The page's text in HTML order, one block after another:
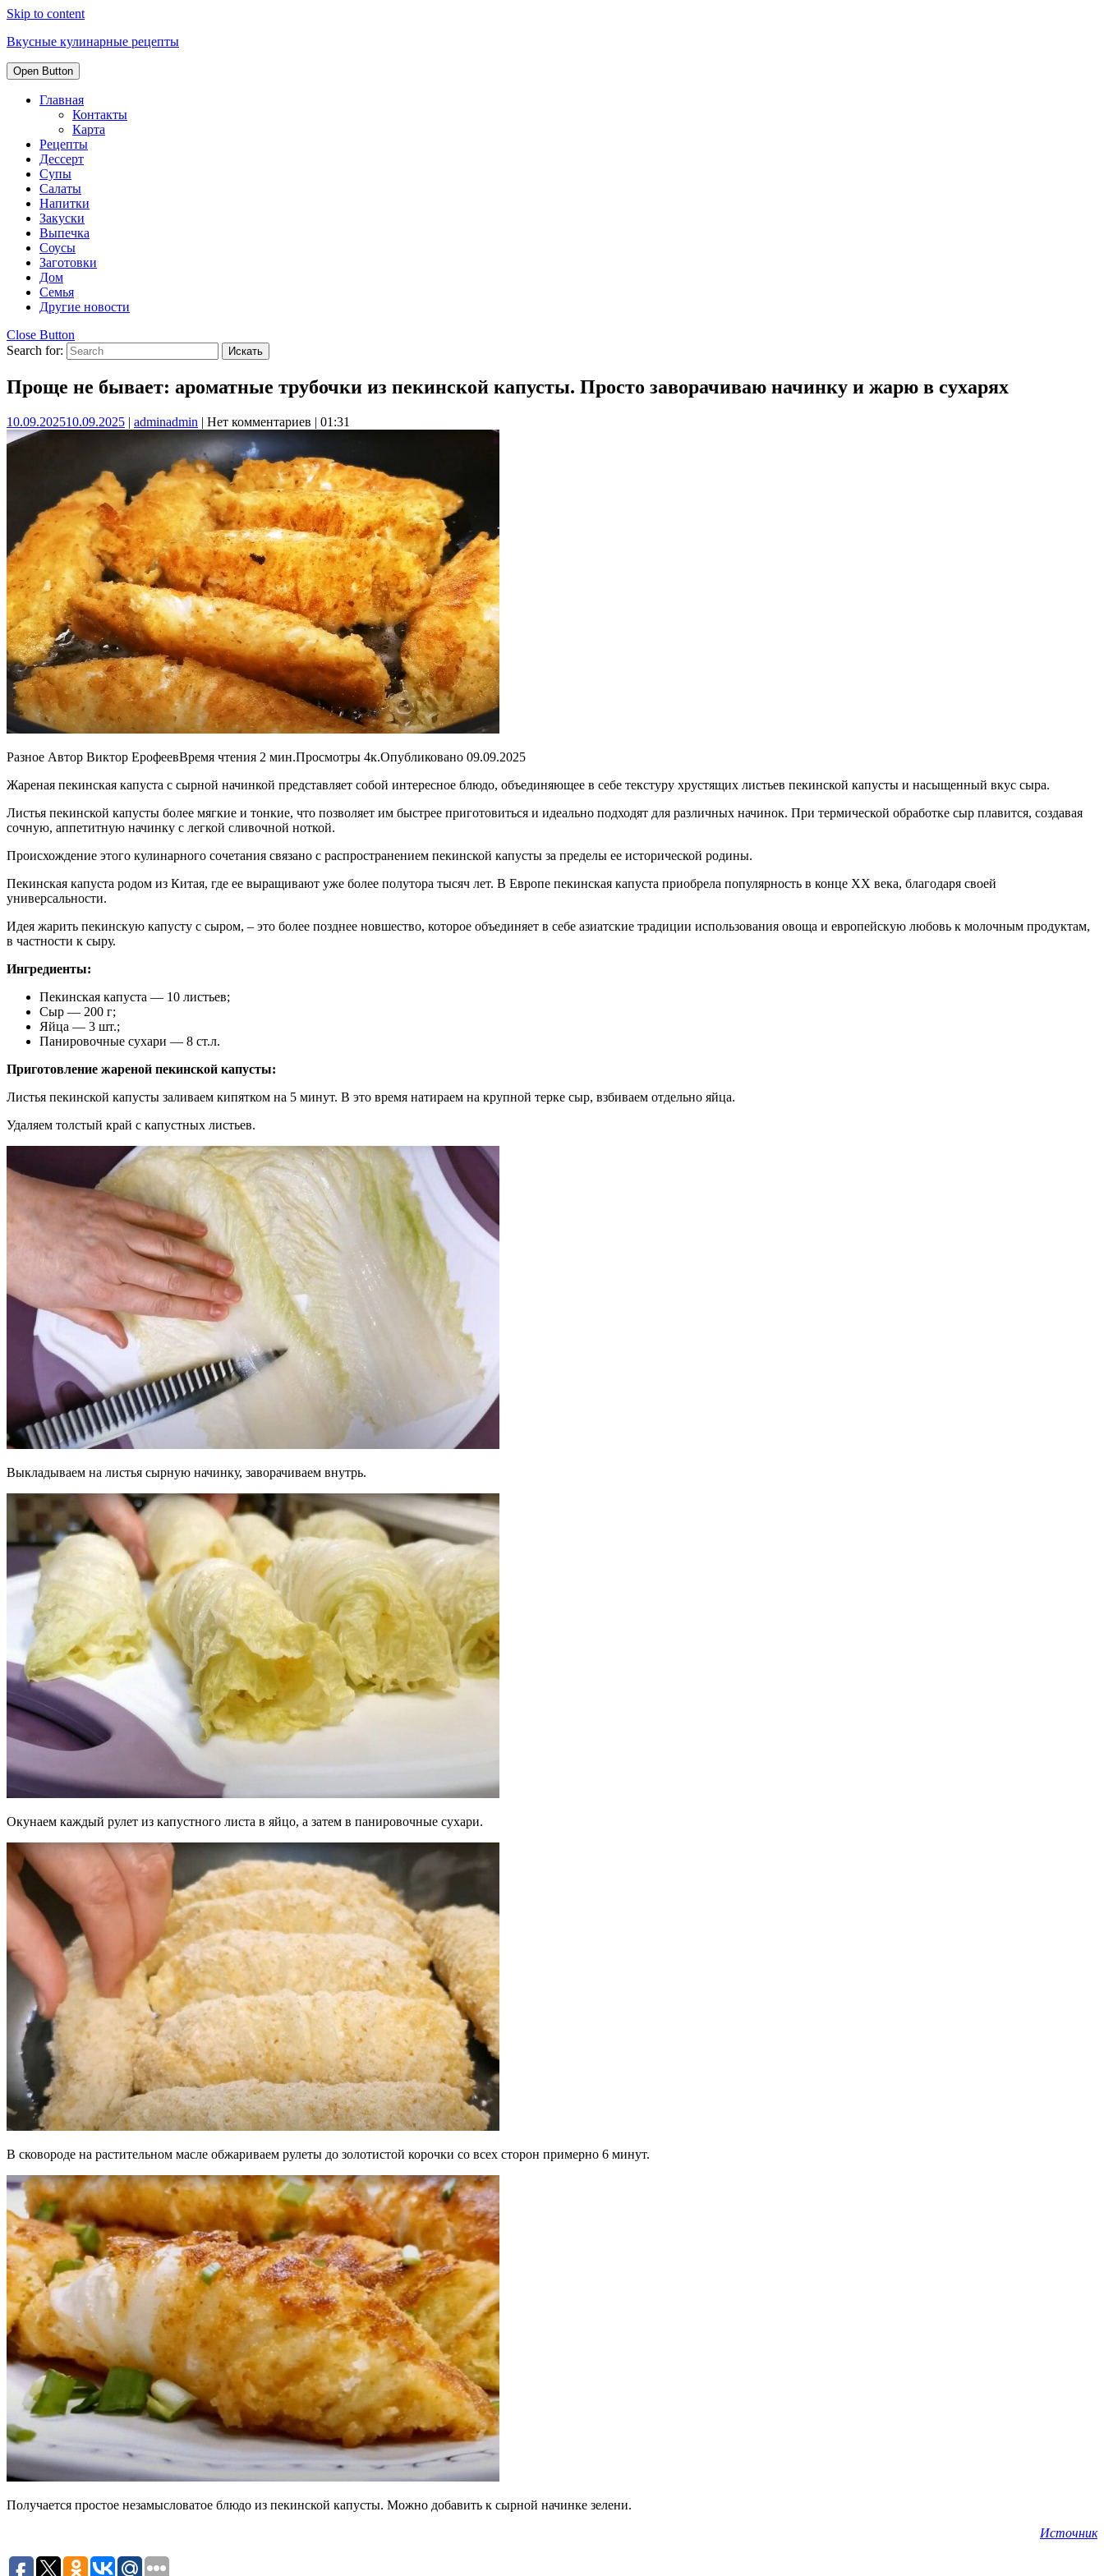
Skip to content
Вкусные кулинарные рецепты
Open Button
Главная
Контакты
Карта
Рецепты
Дессерт
Супы
Салаты
Напитки
Закуски
Выпечка
Соусы
Заготовки
Дом
Семья
Другие новости
Close Button
Search for:
Проще не бывает: ароматные трубочки из пекинской капусты. Просто заворачиваю начинку и жарю в сухарях
10.09.202510.09.2025 | adminadmin | Нет комментариев | 01:31
Разное Автор Виктор ЕрофеевВремя чтения 2 мин.Просмотры 4к.Опубликовано 09.09.2025
Жареная пекинская капуста с сырной начинкой представляет собой интересное блюдо, объединяющее в себе текстуру хрустящих листьев пекинской капусты и насыщенный вкус сыра.
Листья пекинской капусты более мягкие и тонкие, что позволяет им быстрее приготовиться и идеально подходят для различных начинок. При термической обработке сыр плавится, создавая
сочную, аппетитную начинку с легкой сливочной ноткой.
Происхождение этого кулинарного сочетания связано с распространением пекинской капусты за пределы ее исторической родины.
Пекинская капуста родом из Китая, где ее выращивают уже более полутора тысяч лет. В Европе пекинская капуста приобрела популярность в конце XX века, благодаря своей
универсальности.
Идея жарить пекинскую капусту с сыром, – это более позднее новшество, которое объединяет в себе азиатские традиции использования овоща и европейскую любовь к молочным продуктам,
в частности к сыру.
Ингредиенты:
Пекинская капуста — 10 листьев;
Сыр — 200 г;
Яйца — 3 шт.;
Панировочные сухари — 8 ст.л.
Приготовление жареной пекинской капусты:
Листья пекинской капусты заливаем кипятком на 5 минут. В это время натираем на крупной терке сыр, взбиваем отдельно яйца.
Удаляем толстый край с капустных листьев.
Выкладываем на листья сырную начинку, заворачиваем внутрь.
Окунаем каждый рулет из капустного листа в яйцо, а затем в панировочные сухари.
В сковороде на растительном масле обжариваем рулеты до золотистой корочки со всех сторон примерно 6 минут.
Получается простое незамысловатое блюдо из пекинской капусты. Можно добавить к сырной начинке зелени.
Источник